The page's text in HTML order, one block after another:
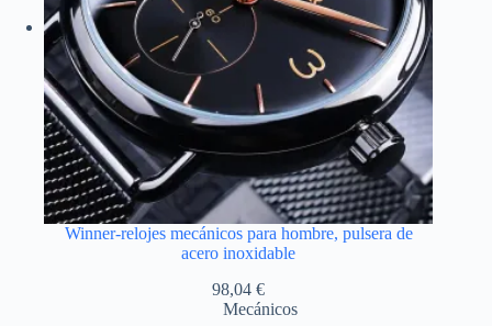
Winner-relojes mecánicos para hombre, pulsera de
acero inoxidable
98,04€
Mecánicos